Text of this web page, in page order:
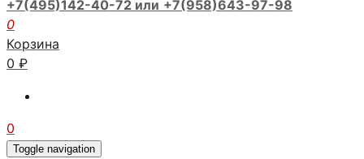
+7(495)142-40-72 или +7(958)643-97-98
0
Корзина
0 ₽
0
Toggle navigation